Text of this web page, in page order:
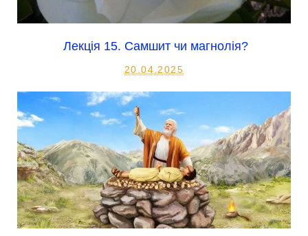
Лекція 15. Самшит чи магнолія?
20.04.2025